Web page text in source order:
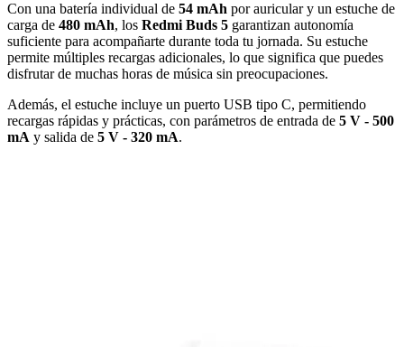
Con una batería individual de 54 mAh por auricular y un estuche de
carga de 480 mAh, los Redmi Buds 5 garantizan autonomía
suficiente para acompañarte durante toda tu jornada. Su estuche
permite múltiples recargas adicionales, lo que significa que puedes
disfrutar de muchas horas de música sin preocupaciones.
Además, el estuche incluye un puerto USB tipo C, permitiendo
recargas rápidas y prácticas, con parámetros de entrada de 5 V - 500
mA y salida de 5 V - 320 mA.